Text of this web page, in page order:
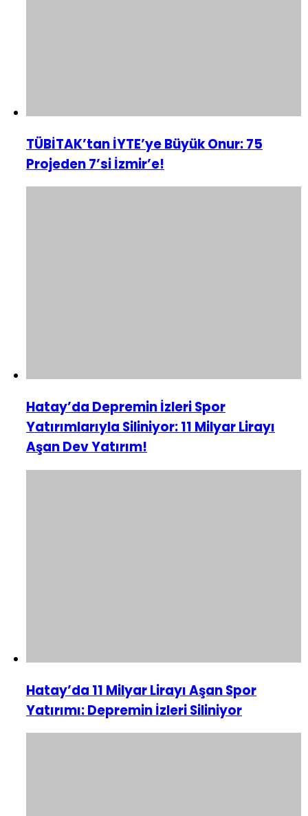
TÜBİTAK’tan İYTE’ye Büyük Onur: 75
Projeden 7’si İzmir’e!
Hatay’da Depremin İzleri Spor
Yatırımlarıyla Siliniyor: 11 Milyar Lirayı
Aşan Dev Yatırım!
Hatay’da 11 Milyar Lirayı Aşan Spor
Yatırımı: Depremin İzleri Siliniyor